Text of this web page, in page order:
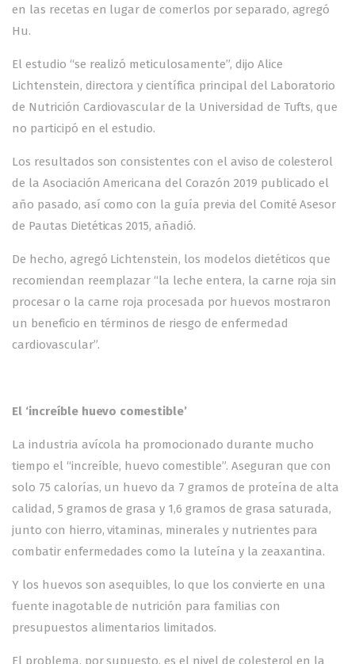
en las recetas en lugar de comerlos por separado, agregó
Hu.
El estudio “se realizó meticulosamente”, dijo Alice
Lichtenstein, directora y científica principal del Laboratorio
de Nutrición Cardiovascular de la Universidad de Tufts, que
no participó en el estudio.
Los resultados son consistentes con el aviso de colesterol
de la Asociación Americana del Corazón 2019 publicado el
año pasado, así como con la guía previa del Comité Asesor
de Pautas Dietéticas 2015, añadió.
De hecho, agregó Lichtenstein, los modelos dietéticos que
recomiendan reemplazar “la leche entera, la carne roja sin
procesar o la carne roja procesada por huevos mostraron
un beneficio en términos de riesgo de enfermedad
cardiovascular”.
El ‘increíble huevo comestible’
La industria avícola ha promocionado durante mucho
tiempo el “increíble, huevo comestible”. Aseguran que con
solo 75 calorías, un huevo da 7 gramos de proteína de alta
calidad, 5 gramos de grasa y 1,6 gramos de grasa saturada,
junto con hierro, vitaminas, minerales y nutrientes para
combatir enfermedades como la luteína y la zeaxantina.
Y los huevos son asequibles, lo que los convierte en una
fuente inagotable de nutrición para familias con
presupuestos alimentarios limitados.
El problema, por supuesto, es el nivel de colesterol en la